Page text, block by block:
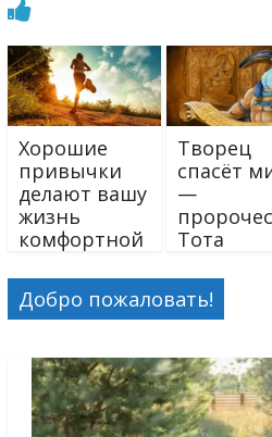
Хорошие
привычки
делают вашу
жизнь
комфортной
Творец
спасёт
—
Тота
Добро пожаловать!